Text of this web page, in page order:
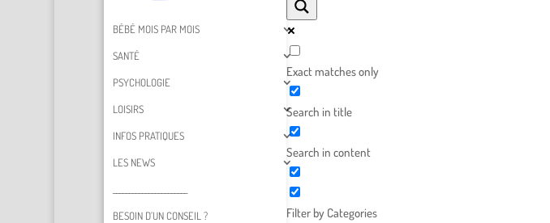
BÉBÉ MOIS PAR MOIS
SANTÉ
PSYCHOLOGIE
LOISIRS
INFOS PRATIQUES
LES NEWS
BESOIN D’UN CONSEIL ?
Exact matches only
Search in title
Search in content
Filter by Categories